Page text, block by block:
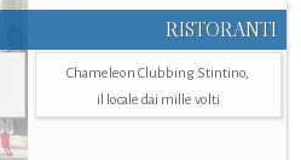
RISTORANTI
Chameleon Clubbing Stintino,
il locale dai mille volti